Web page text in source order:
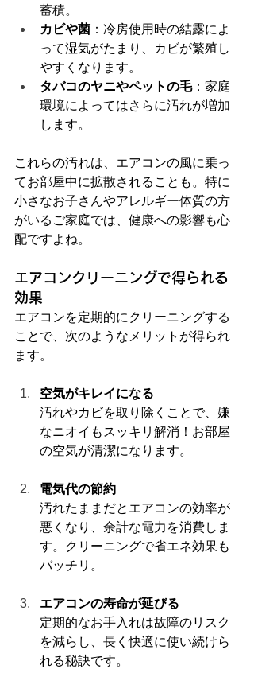
蓄積。
カビや菌 ：冷房使用時の結露によ
って湿気がたまり、カビが繁殖し
やすくなります。
タバコのヤニやペットの毛：家庭
環境によってはさらに汚れが増加
します。
これらの汚れは、エアコンの風に乗っ
てお部屋中に拡散されることも。特に
小さなお子さんやアレルギー体質の方
がいるご家庭では、健康への影響も心
配ですよね。
エアコンクリーニングで得られる
効果
エアコンを定期的にクリーニングする
ことで、次のようなメリットが得られ
ます。
空気がキレイになる
汚れやカビを取り除くことで、嫌
なニオイもスッキリ解消！お部屋
の空気が清潔になります。
電気代の節約
汚れたままだとエアコンの効率が
悪くなり、余計な電力を消費しま
す。クリーニングで省エネ効果も
バッチリ。
エアコンの寿命が延びる
定期的なお手入れは故障のリスク
を減らし、長く快適に使い続けら
れる秘訣です。